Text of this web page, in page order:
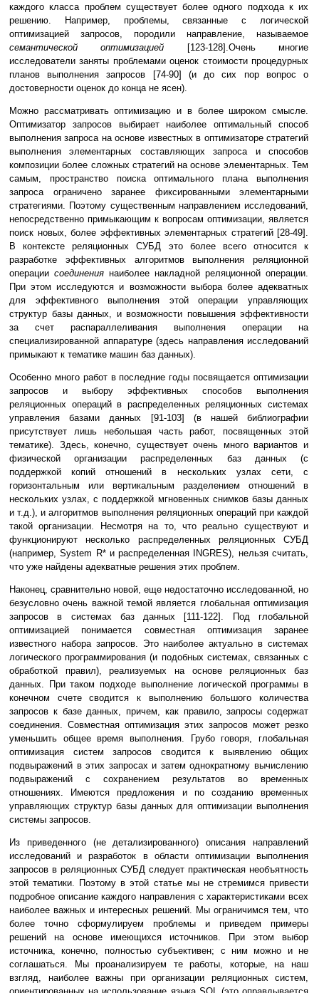
каждого класса проблем существует более одного подхода к их
решению. Например, проблемы, связанные с логической
оптимизацией запросов, породили направление, называемое
семантической оптимизацией [123-128].Очень многие
исследователи заняты проблемами оценок стоимости процедурных
планов выполнения запросов [74-90] (и до сих пор вопрос о
достоверности оценок до конца не ясен).
Можно рассматривать оптимизацию и в более широком смысле.
Оптимизатор запросов выбирает наиболее оптимальный способ
выполнения запроса на основе известных в оптимизаторе стратегий
выполнения элементарных составляющих запроса и способов
композиции более сложных стратегий на основе элементарных. Тем
самым, пространство поиска оптимального плана выполнения
запроса ограничено заранее фиксированными элементарными
стратегиями. Поэтому существенным направлением исследований,
непосредственно примыкающим к вопросам оптимизации, является
поиск новых, более эффективных элементарных стратегий [28-49].
В контексте реляционных СУБД это более всего относится к
разработке эффективных алгоритмов выполнения реляционной
операции соединения наиболее накладной реляционной операции.
При этом исследуются и возможности выбора более адекватных
для эффективного выполнения этой операции управляющих
структур базы данных, и возможности повышения эффективности
за счет распараллеливания выполнения операции на
специализированной аппаратуре (здесь направления исследований
примыкают к тематике машин баз данных).
Особенно много работ в последние годы посвящается оптимизации
запросов и выбору эффективных способов выполнения
реляционных операций в распределенных реляционных системах
управления базами данных [91-103] (в нашей библиографии
присутствует лишь небольшая часть работ, посвященных этой
тематике). Здесь, конечно, существует очень много вариантов и
физической организации распределенных баз данных (с
поддержкой копий отношений в нескольких узлах сети, с
горизонтальным или вертикальным разделением отношений в
нескольких узлах, с поддержкой мгновенных снимков базы данных
и т.д.), и алгоритмов выполнения реляционных операций при каждой
такой организации. Несмотря на то, что реально существуют и
функционируют несколько распределенных реляционных СУБД
(например, System R* и распределенная INGRES), нельзя считать,
что уже найдены адекватные решения этих проблем.
Наконец, сравнительно новой, еще недостаточно исследованной, но
безусловно очень важной темой является глобальная оптимизация
запросов в системах баз данных [111-122]. Под глобальной
оптимизацией понимается совместная оптимизация заранее
известного набора запросов. Это наиболее актуально в системах
логического программирования (и подобных системах, связанных с
обработкой правил), реализуемых на основе реляционных баз
данных. При таком подходе выполнение логической программы в
конечном счете сводится к выполнению большого количества
запросов к базе данных, причем, как правило, запросы содержат
соединения. Совместная оптимизация этих запросов может резко
уменьшить общее время выполнения. Грубо говоря, глобальная
оптимизация систем запросов сводится к выявлению общих
подвыражений в этих запросах и затем однократному вычислению
подвыражений с сохранением результатов во временных
отношениях. Имеются предложения и по созданию временных
управляющих структур базы данных для оптимизации выполнения
системы запросов.
Из приведенного (не детализированного) описания направлений
исследований и разработок в области оптимизации выполнения
запросов в реляционных СУБД следует практическая необъятность
этой тематики. Поэтому в этой статье мы не стремимся привести
подробное описание каждого направления с характеристиками всех
наиболее важных и интересных решений. Мы ограничимся тем, что
более точно сформулируем проблемы и приведем примеры
решений на основе имеющихся источников. При этом выбор
источника, конечно, полностью субъективен; с ним можно и не
соглашаться. Мы проанализируем те работы, которые, на наш
взгляд, наиболее важны при организации реляционных систем,